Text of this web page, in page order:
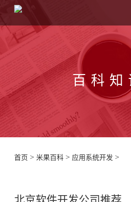
百科知
首页 > 米果百科 > 应用系统开发 >